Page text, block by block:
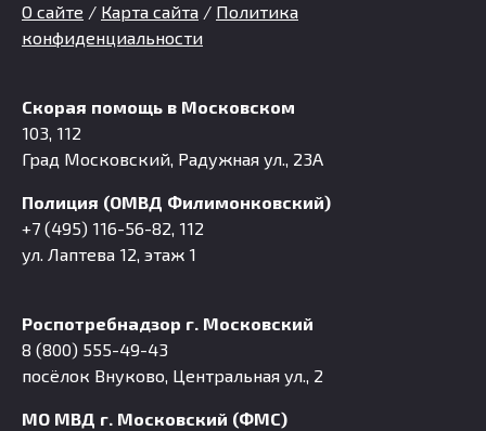
О сайте / Карта сайта / Политика
конфиденциальности
Скорая помощь в Московском
103, 112
Град Московский, Радужная ул., 23А
Полиция (ОМВД Филимонковский)
+7 (495) 116-56-82, 112
ул. Лаптева 12, этаж 1
Роспотребнадзор г. Московский
8 (800) 555-49-43
посёлок Внуково, Центральная ул., 2
МО МВД г. Московский (ФМС)